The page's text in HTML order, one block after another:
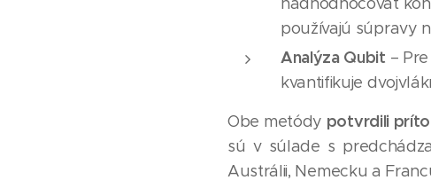
používajú súpravy
Analýza Qubit –
kvantifikuje
Obe metódy potvrdili
sú v súlade s
Austrálii, Nemecku a